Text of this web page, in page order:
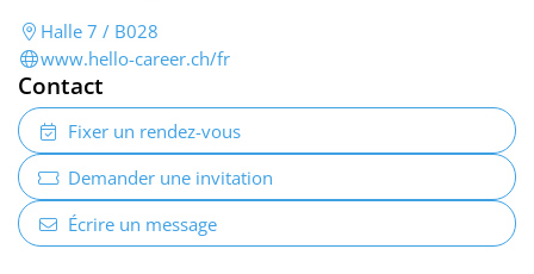
Halle 7 / B028
www.hello-career.ch/fr
Contact
Fixer un rendez-vous
Demander une invitation
Écrire un message